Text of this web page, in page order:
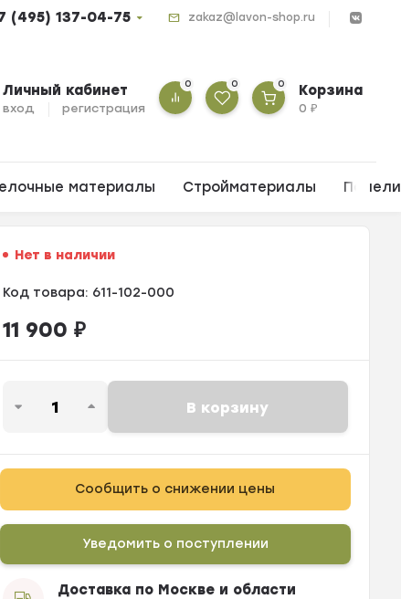
(495) 137-04-75 zakaz@lavon-shop.ru
Личный кабинет
вход регистрация
0 0 0 Корзина
0₽
материалы Стройматериалы
Нет в наличии
Код товара: 611-102-000
11 900 ₽
В корзину
Сообщить о снижении цены
Уведомить о поступлении
Доставка по Москве и области